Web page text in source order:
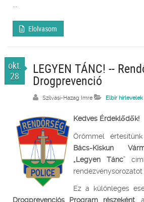
...
Elolvasom
okt.
28
LEGYEN TÁNC! --
Drogprevenció
Szilvási-Hazag Imre Elbír hírlevelek
Kedves Érdeklődők!
Örömmel
Bács-Kiskun
„Legyen Tánc”
Ez a különleges
Drogprevenciós Program részeként,